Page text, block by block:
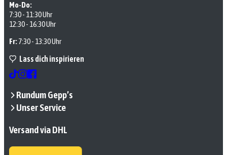
Mo-Do:
7:30 - 11:30 Uhr
12:30 - 16:30 Uhr
Fr:7:30 - 13:30 Uhr
Lass dich inspirieren
Rundum Gepp’s
Unser Service
Versand via DHL